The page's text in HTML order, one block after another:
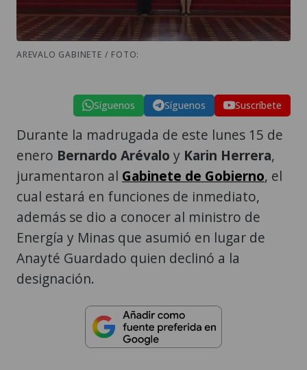
AREVALO GABINETE / FOTO:
Síguenos Síguenos Suscríbete
Durante la madrugada de este lunes 15 de
enero Bernardo Arévalo y Karin Herrera,
juramentaron al Gabinete de Gobierno, el
cual estará en funciones de inmediato,
además se dio a conocer al ministro de
Energía y Minas que asumió en lugar de
Anayté Guardado quien declinó a la
designación.